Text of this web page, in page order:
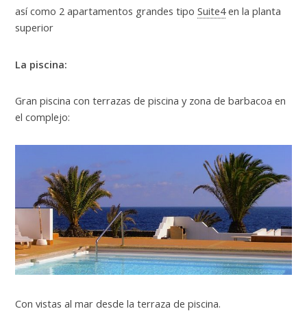
así como 2 apartamentos grandes tipo Suite4en la planta
superior
La piscina:
Gran piscina con terrazas de piscina y zona de barbacoa en
el complejo:
Con vistas al mar desde la terraza de piscina.